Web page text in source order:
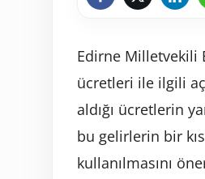
Edirne Milletvekili
ücretleri ile ilgili
aldığı ücretlerin
bu gelirlerin bir
kullanılmasını